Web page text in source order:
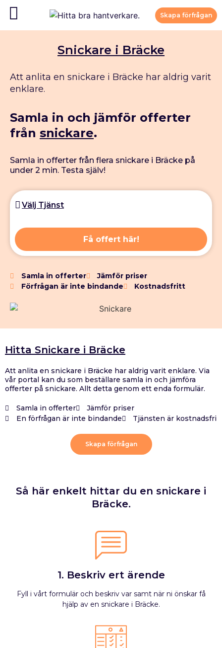
Skapa förfrågan
Snickare i Bräcke
Att anlita en snickare i Bräcke har aldrig varit
enklare.
Samla in och jämför offerter
från snickare.
Samla in offerter från flera snickare i Bräcke på
under 2 min. Testa själv!
Få offert här!
Samla in offerter
Jämför priser
Förfrågan är inte bindande
Kostnadsfritt
Hitta Snickare i Bräcke
Att anlita en snickare i Bräcke har aldrig varit enklare. Via
vår portal kan du som beställare samla in och jämföra
offerter på snickare. Allt detta genom ett enda formulär.
Samla in offerter
Jämför priser
En förfrågan är inte bindande
Tjänsten är kostnadsfri
Skapa förfrågan
Så här enkelt hittar du en snickare i
Bräcke.
1. Beskriv ert ärende
Fyll i vårt formulär och beskriv var samt när ni önskar få
hjälp av en snickare i Bräcke.